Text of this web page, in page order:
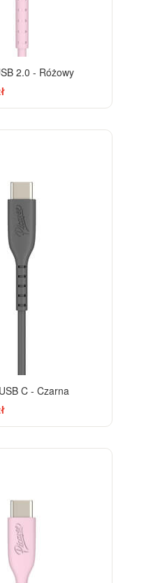
2.0 - Różowy
C - Czarna